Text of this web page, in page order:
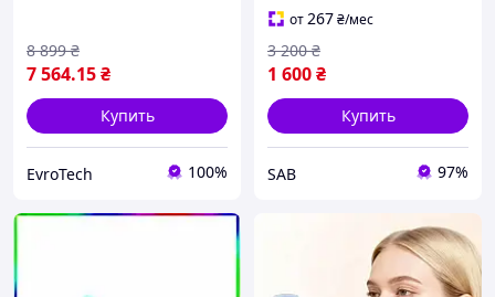
7 564.15₴
8 899 ₴
Купить
EvroTech 100%
от267₴/мес
1 600₴
3 200 ₴
Купить
SAB 97%